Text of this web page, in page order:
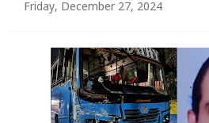
Friday, December 27, 2024